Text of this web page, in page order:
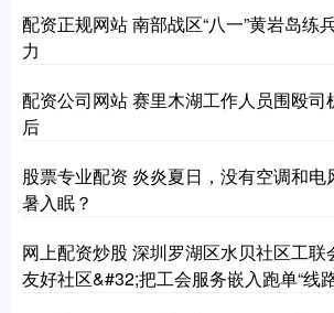
配资正规网站 南部战区“八一”黄岩岛练
力
配资公司网站 赛里木湖工作人员围殴司
后
股票专业配资 炎炎夏日，没有空调和电
暑入眠？
网上配资炒股 深圳罗湖区水贝社区工
友好社区&#32;把工会服务嵌入跑单“线